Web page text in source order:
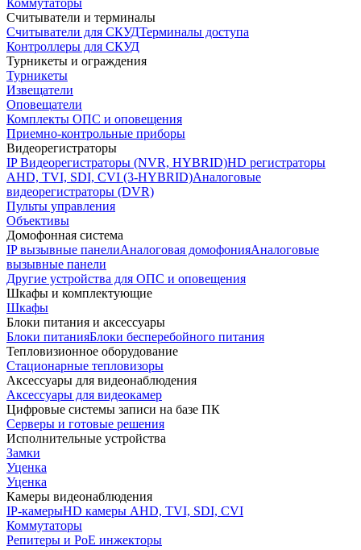
Коммутаторы
Считыватели и терминалы
Считыватели для СКУДТерминалы доступа
Контроллеры для СКУД
Турникеты и ограждения
Турникеты
Извещатели
Оповещатели
Комплекты ОПС и оповещения
Приемно-контрольные приборы
Видеорегистраторы
IP Видеорегистраторы (NVR, HYBRID)HD регистраторы
AHD, TVI, SDI, CVI (3-HYBRID)Аналоговые
видеорегистраторы (DVR)
Пульты управления
Объективы
Домофонная система
IP вызывные панелиАналоговая домофонияАналоговые
вызывные панели
Другие устройства для ОПС и оповещения
Шкафы и комплектующие
Шкафы
Блоки питания и аксессуары
Блоки питанияБлоки бесперебойного питания
Тепловизионное оборудование
Стационарные тепловизоры
Аксессуары для видеонаблюдения
Аксессуары для видеокамер
Цифровые системы записи на базе ПК
Серверы и готовые решения
Исполнительные устройства
Замки
Уценка
Уценка
Камеры видеонаблюдения
IP-камерыHD камеры AHD, TVI, SDI, CVI
Коммутаторы
Репитеры и PoE инжекторы